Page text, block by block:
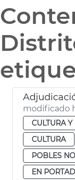
modificado
CULTURA
CULTURA
POBLES
EN